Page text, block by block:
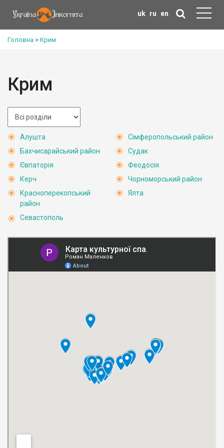
uk ru en
Головна > Крим
Крим
Алушта
Бахчисарайський район
Євпаторія
Керч
Красноперекопський
район
Севастополь
Сімферопольський район
Судак
Феодосія
Чорноморський район
Ялта